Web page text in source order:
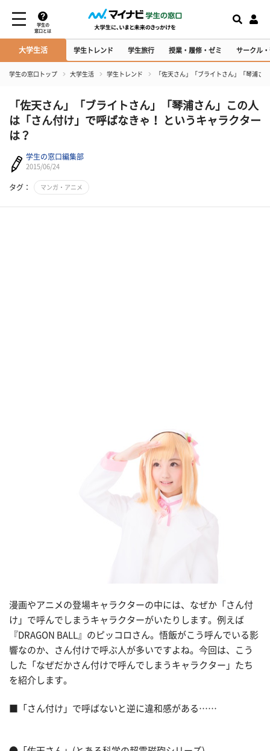
学生の
窓口とは
大学生活 学生トレンド 学生旅行 授業・履修・ゼミ サークル
学生の窓口トップ 大学生活 学生トレンド 「佐天さん」「ブライトさん」「琴浦さ
「佐天さん」「ブライトさん」「琴浦さん」この人
は「さん付け」で呼ばなきゃ！ というキャラクター
は？
学生の窓口編集部
2015/06/24
タグ： マンガ・アニメ
漫画やアニメの登場キャラクターの中には、なぜか「さん付
け」で呼んでしまうキャラクターがいたりします。例えば
『DRAGON BALL』のピッコロさん。悟飯がこう呼んでいる影
響なのか、さん付けで呼ぶ人が多いですよね。今回は、こう
した「なぜだかさん付けで呼んでしまうキャラクター」たち
を紹介します。
■「さん付け」で呼ばないと逆に違和感がある……